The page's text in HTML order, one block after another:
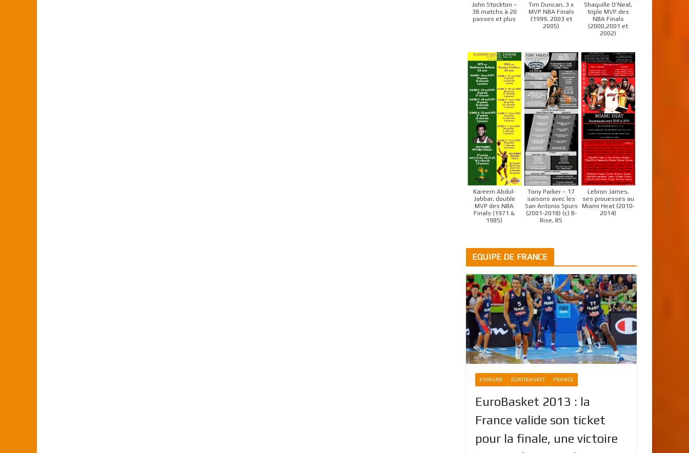
John Stockton –
38 matchs à 20
passes et plus
Tim Duncan, 3 x
MVP NBA Finals
(1999, 2003 et
2005)
Shaquille O’Neal,
triple MVP des
NBA Finals
(2000,2001 et
2002)
Kareem Abdul-
Jabbar, double
MVP des NBA
Finals (1971 &
1985)
Tony Parker – 17
saisons avec les
San Antonio Spurs
(2001-2018) (c) B-
Rise, RS
Lebron James,
ses prouesses au
Miami Heat (2010-
2014)
EQUIPE DE FRANCE
ESPAGNE EUROBASKET FRANCE
EuroBasket 2013 : la
France valide son ticket
pour la finale, une victoire